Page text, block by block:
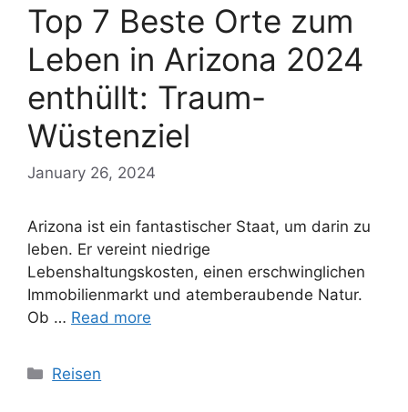
Top 7 Beste Orte zum
Leben in Arizona 2024
enthüllt: Traum-
Wüstenziel
January 26, 2024
Arizona ist ein fantastischer Staat, um darin zu
leben. Er vereint niedrige
Lebenshaltungskosten, einen erschwinglichen
Immobilienmarkt und atemberaubende Natur.
Ob … Read more
Categories
Reisen